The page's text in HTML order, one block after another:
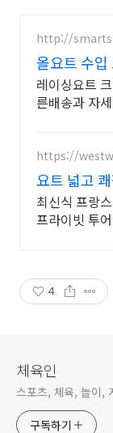
http://
올요트 수입
레이싱요트
른배송과 자
https://
요트 넓고
최신식 프랑
프라이빗 투
4
체육인
스포츠, 체육, 놀이,
구독하기